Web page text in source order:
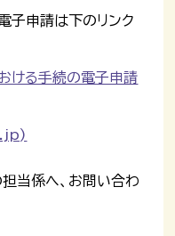
子申請は下のリンク
ける手続の電子申請
当係へ、お問い合わ